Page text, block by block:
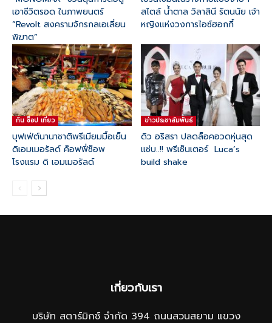
เอาชีวิตรอด ในภาพยนตร์
“Revolt สงครามจักรกลเอเลี่ยน
พิฆาต”
สไตล์ น้ำตาล วิลาสินี รัตนนัย เจ้า
หญิงแห่งวงการไอซ์ฮอกกี้
กิน ช๊อป เที่ยว
บุฟเฟ่ต์นานาชาติพรีเมียมมื้อเย็น
ดิเอมเมอรัลด์ ค็อฟฟี่ช็อพ
โรงแรม ดิ เอมเมอรัลด์
ข่าวประชาสัมพันธ์
ดิว อริสรา ปลดล็อคอวดหุ่นสุด
แซ่บ..!! พรีเซ็นเตอร์ Luca’s
build shake
เกี่ยวกับเรา
บริษัท สตาร์มิกซ์ จำกัด 394 ถนนสวนสยาม แขวง